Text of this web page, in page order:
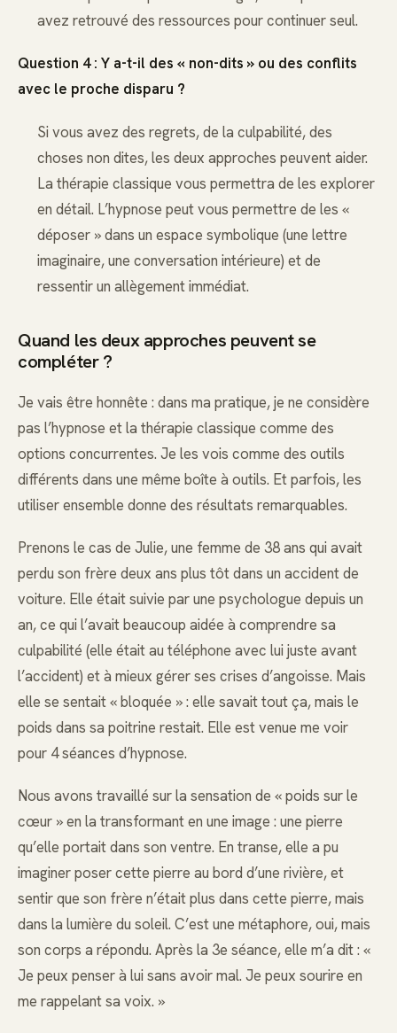
avez retrouvé des ressources pour continuer seul.
Question 4 : Y a-t-il des « non-dits » ou des conflits
avec le proche disparu ?
Si vous avez des regrets, de la culpabilité, des
choses non dites, les deux approches peuvent aider.
La thérapie classique vous permettra de les explorer
en détail. L’hypnose peut vous permettre de les «
déposer » dans un espace symbolique (une lettre
imaginaire, une conversation intérieure) et de
ressentir un allègement immédiat.
Quand les deux approches peuvent se
compléter ?
Je vais être honnête : dans ma pratique, je ne considère
pas l’hypnose et la thérapie classique comme des
options concurrentes. Je les vois comme des outils
différents dans une même boîte à outils. Et parfois, les
utiliser ensemble donne des résultats remarquables.
Prenons le cas de Julie, une femme de 38 ans qui avait
perdu son frère deux ans plus tôt dans un accident de
voiture. Elle était suivie par une psychologue depuis un
an, ce qui l’avait beaucoup aidée à comprendre sa
culpabilité (elle était au téléphone avec lui juste avant
l’accident) et à mieux gérer ses crises d’angoisse. Mais
elle se sentait « bloquée » : elle savait tout ça, mais le
poids dans sa poitrine restait. Elle est venue me voir
pour 4 séances d’hypnose.
Nous avons travaillé sur la sensation de « poids sur le
cœur » en la transformant en une image : une pierre
qu’elle portait dans son ventre. En transe, elle a pu
imaginer poser cette pierre au bord d’une rivière, et
sentir que son frère n’était plus dans cette pierre, mais
dans la lumière du soleil. C’est une métaphore, oui, mais
son corps a répondu. Après la 3e séance, elle m’a dit : «
Je peux penser à lui sans avoir mal. Je peux sourire en
me rappelant sa voix. »